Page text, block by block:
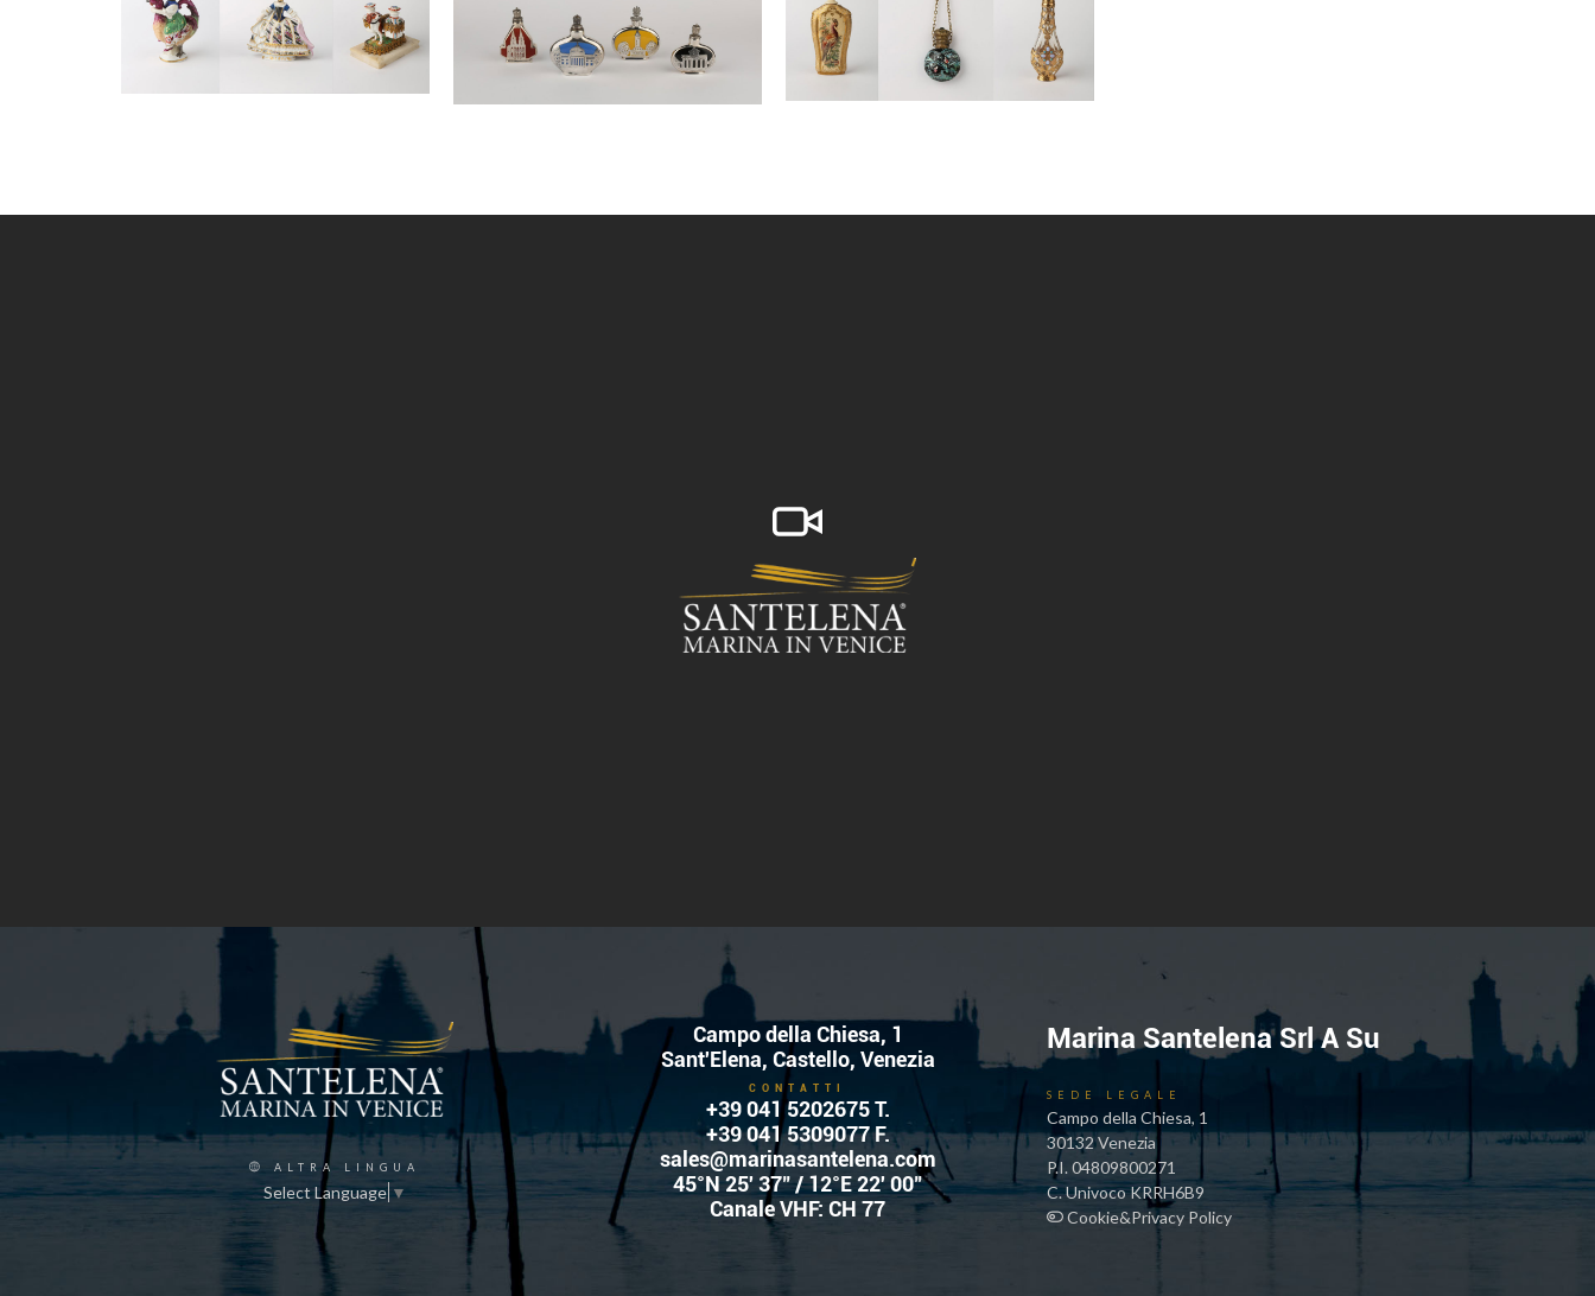
ALTRA LINGUA
Select Language▼
Campo della Chiesa, 1
Sant'Elena, Castello, Venezia
CONTATTI
+39 041 5202675T.
+39 041 5309077 F.
sales@marinasantelena.com
45°N 25' 37" / 12°E 22' 00"
Canale VHF: CH 77
Marina Santelena Srl A Su
SEDE LEGALE
Campo della Chiesa, 1
30132 Venezia
P.I. 04809800271
C. Univoco KRRH6B9
Cookie&Privacy Policy